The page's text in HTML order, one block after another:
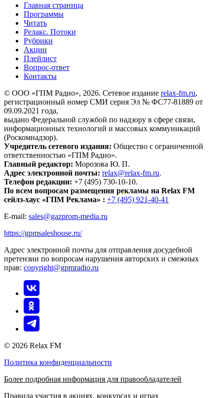
Главная страница
Программы
Читать
Релакс. Потоки
Рубрики
Акции
Плейлист
Вопрос-ответ
Контакты
© ООО «ГПМ Радио», 2026. Сетевое издание relax-fm.ru,
регистрационный номер СМИ серия Эл № ФС77-81889 от
09.09.2021 года,
выдано Федеральной службой по надзору в сфере связи,
информационных технологий и массовых коммуникаций
(Роскомнадзор).
Учредитель сетевого издания: Общество с ограниченной
ответственностью «ГПМ Радио».
Главный редактор: Морозова Ю. П.
Адрес электронной почты: relax@relax-fm.ru.
Телефон редакции: +7 (495) 730-10-10.
По всем вопросам размещения рекламы на Relax FM
сейлз-хаус «ГПМ Реклама» : +7 (495) 921-40-41
E-mail: sales@gazprom-media.ru
https://gpmsaleshouse.ru/
Адрес электронной почты для отправления досудебной
претензии по вопросам нарушения авторских и смежных
прав: copyright@gpmradio.ru
© 2026 Relax FM
Политика конфиденциальности
Более подробная информация для правообладателей
Правила участия в акциях, конкурсах и играх